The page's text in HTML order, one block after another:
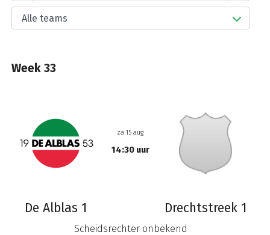
Week 33
De Alblas 1
za 15 aug
14:30 uur
Drechtstreek 1
Scheidsrechter onbekend